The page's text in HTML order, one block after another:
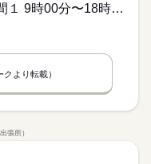
フレックスタイム制 就業時間１ 9時00分〜18時00分 又は 6時00分〜21時00分の時間の間の8時間程度 就業時間に関する特記事項 フレックスタイム制
クより転載）
張所）